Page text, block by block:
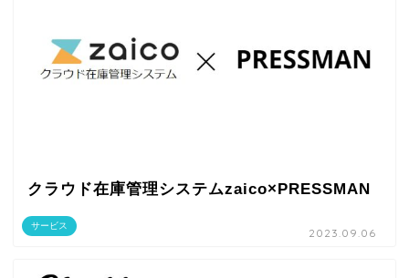
サービス
クラウド在庫管理システムzaico×PRESSMAN
2023.09.06